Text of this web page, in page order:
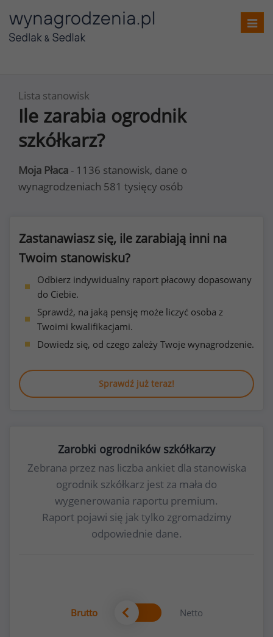
Lista stanowisk
Ile zarabia ogrodnik
szkółkarz?
Moja Płaca - 1136 stanowisk, dane o
wynagrodzeniach 581 tysięcy osób
Zastanawiasz się, ile zarabiają inni na
Twoim stanowisku?
Odbierz indywidualny raport płacowy dopasowany
do Ciebie.
Sprawdź, na jaką pensję może liczyć osoba z
Twoimi kwalifikacjami.
Dowiedz się, od czego zależy Twoje wynagrodzenie.
Sprawdź już teraz!
Zarobki ogrodników szkółkarzy
Zebrana przez nas liczba ankiet dla stanowiska
ogrodnik szkółkarz jest za mała do
wygenerowania raportu premium.
Raport pojawi się jak tylko zgromadzimy
odpowiednie dane.
Brutto Netto